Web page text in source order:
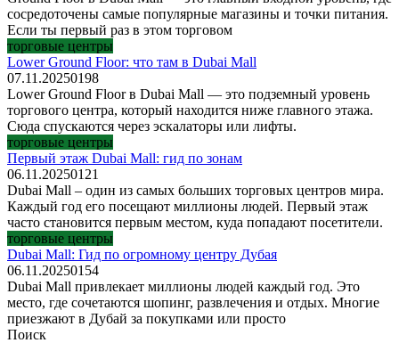
сосредоточены самые популярные магазины и точки питания.
Если ты первый раз в этом торговом
торговые центры
Lower Ground Floor: что там в Dubai Mall
07.11.20250198
Lower Ground Floor в Dubai Mall — это подземный уровень
торгового центра, который находится ниже главного этажа.
Сюда спускаются через эскалаторы или лифты.
торговые центры
Первый этаж Dubai Mall: гид по зонам
06.11.20250121
Dubai Mall – один из самых больших торговых центров мира.
Каждый год его посещают миллионы людей. Первый этаж
часто становится первым местом, куда попадают посетители.
торговые центры
Dubai Mall: Гид по огромному центру Дубая
06.11.20250154
Dubai Mall привлекает миллионы людей каждый год. Это
место, где сочетаются шопинг, развлечения и отдых. Многие
приезжают в Дубай за покупками или просто
Поиск